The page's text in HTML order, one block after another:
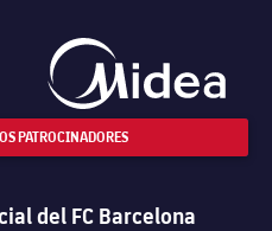
PATROCINADORES
del FC Barcelona